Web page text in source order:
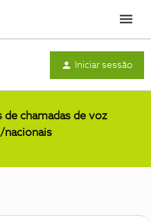
Menu
Iniciar sessão
de chamadas de voz
nacionais